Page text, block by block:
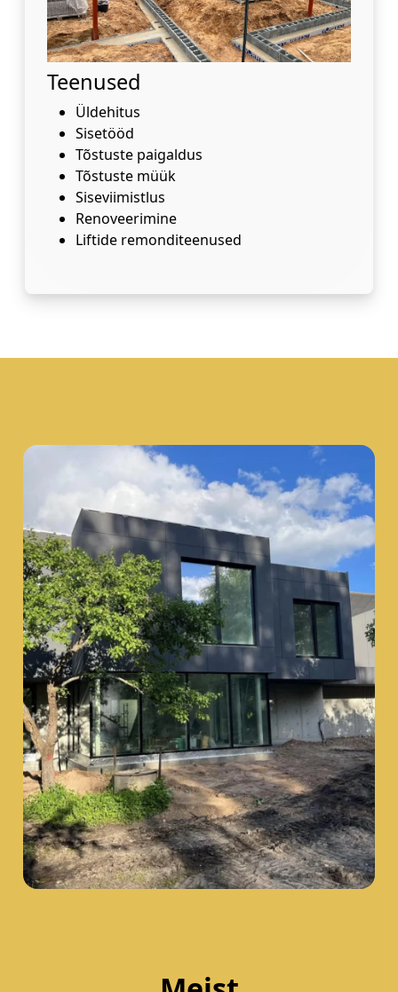
Teenused
Üldehitus
Sisetööd
Tõstuste paigaldus
Tõstuste müük
Siseviimistlus
Renoveerimine
Liftide remonditeenused